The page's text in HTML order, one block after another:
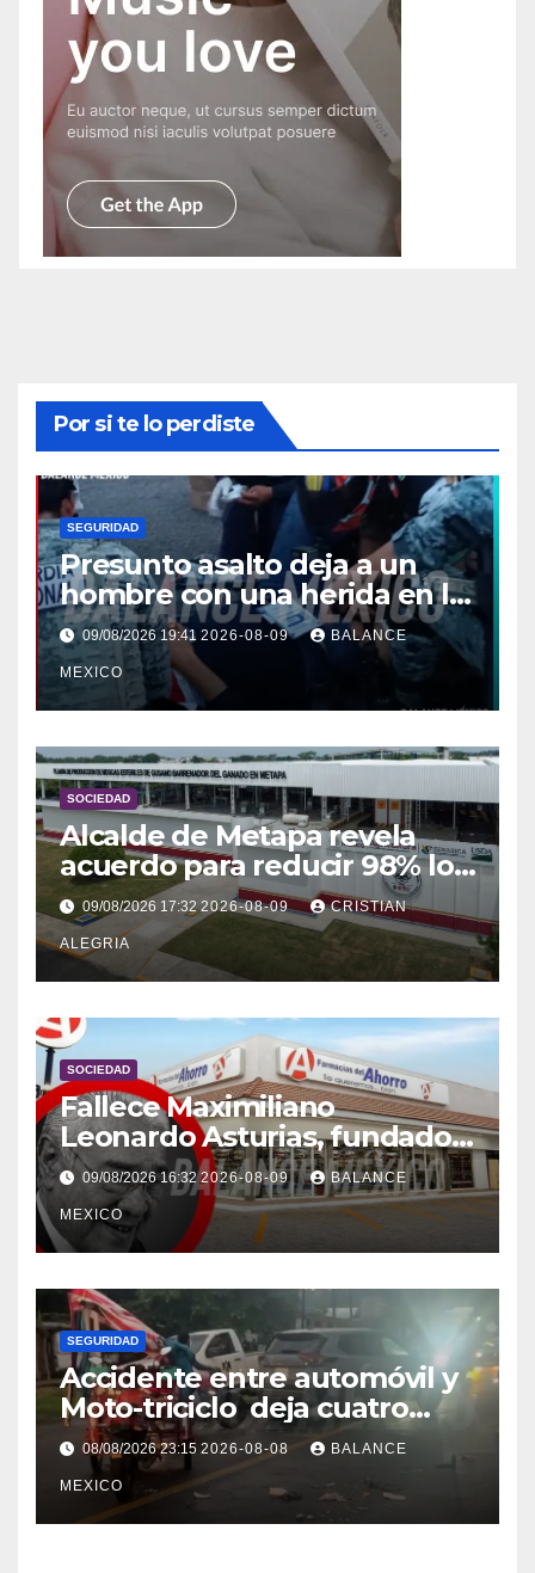
Por si te lo perdiste
SEGURIDAD
Presunto asalto deja a un
hombre con una herida en la
pierna en Colonia Solidaridad
2000, Tapachula
09/08/2026 19:41 2026-08-09 BALANCE
MEXICO
SOCIEDAD
Alcalde de Metapa revela
acuerdo para reducir 98% los
olores de planta contra el
gusano barrenador
09/08/2026 17:322026-08-09 CRISTIAN
ALEGRIA
SOCIEDAD
Fallece Maximiliano
Leonardo Asturias, fundador
de Farmacias del Ahorro
09/08/2026 16:322026-08-09 BALANCE
MEXICO
SEGURIDAD
Accidente entre automóvil y
Moto-triciclo deja cuatro
lesionados en Tuxtla Chico
08/08/2026 23:15 2026-08-08 BALANCE
MEXICO